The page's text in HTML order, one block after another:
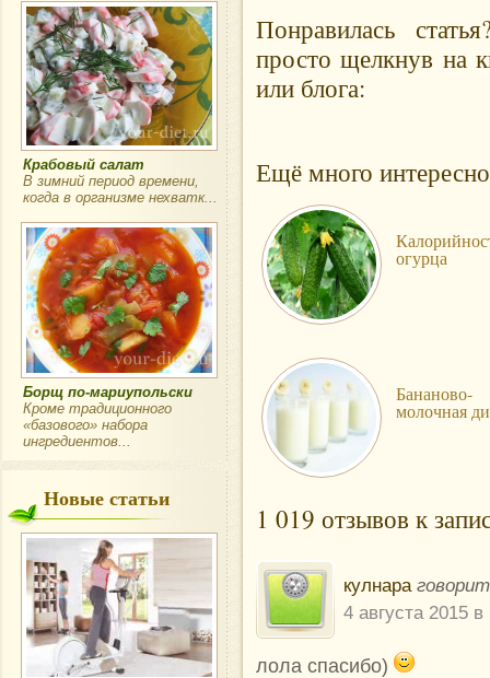
Крабовый салат
В зимний период времени,
когда в организме нехватк...
Борщ по-мариупольски
Кроме традиционного
«базового» набора
ингредиентов...
Новые статьи
Понравилась
просто щелкнув на
или блога:
Ещё много
огурца
Бананово-
молочная
1 019 отзывов к
кулнара
4 августа 2015 в
лола спасибо)